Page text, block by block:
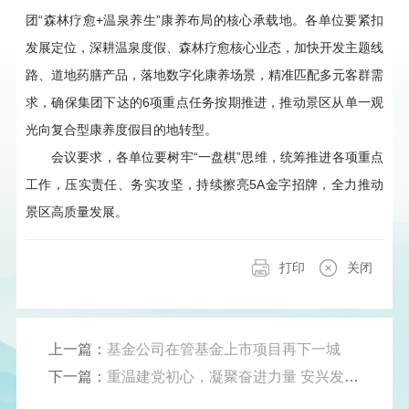
团“森林疗愈+温泉养生”康养布局的核心承载地。各单位要紧扣
发展定位，深耕温泉度假、森林疗愈核心业态，加快开发主题线
路、道地药膳产品，落地数字化康养场景，精准匹配多元客群需
求，确保集团下达的6项重点任务按期推进，推动景区从单一观
光向复合型康养度假目的地转型。
会议要求，各单位要树牢“一盘棋”思维，统筹推进各项重点
工作，压实责任、务实攻坚，持续擦亮5A金字招牌，全力推动
景区高质量发展。
打印 关闭
上一篇： 基金公司在管基金上市项目再下一城
下一篇： 重温建党初心，凝聚奋进力量 安兴发展公司党委开展“七一”专题党课